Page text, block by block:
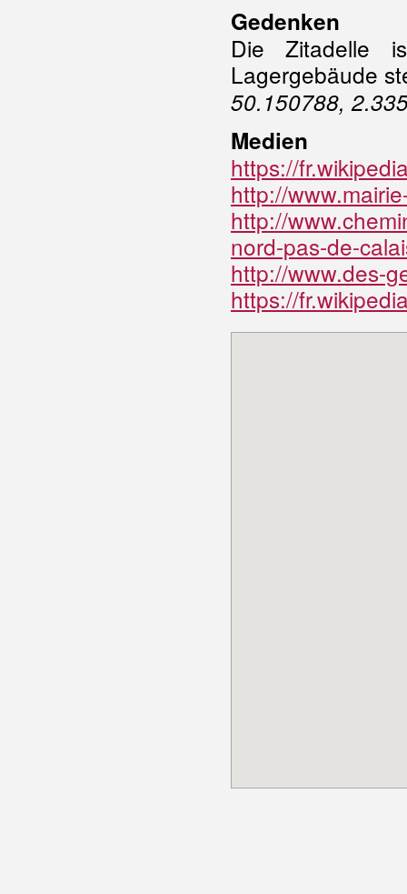
Gedenken
Die Zitadelle
Lagergebäude
50.150788,
Medien
https://
http://
http://
nord-pas-de-
http://www.des-
https://